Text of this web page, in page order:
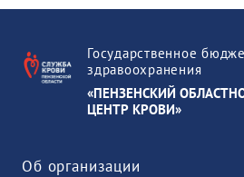
Государственное
здравоохранения
«ПЕНЗЕНСКИЙ
ЦЕНТР КРОВИ»
Об организации